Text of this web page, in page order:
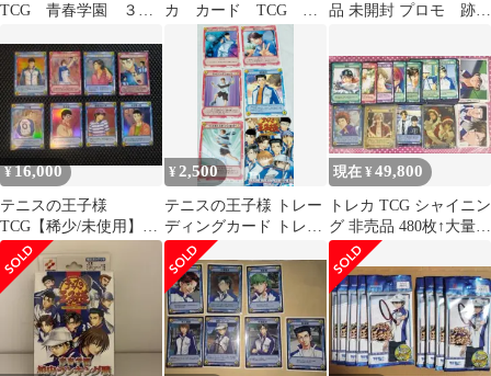
TCG 青春学園 ３枚
カ カード TCG プ
ロモ 非売品 まとめ
品 未開封 プロモ 跡部
¥16,000
テニスの王子様
TCG【稀少/未使用】
SR/R/PR
¥ 2,500
テニスの王子様 トレー
ディングカード トレ
カ ノーマルカード 5
枚 テニプリ
現在 ¥49,800
トレカ TCG シャイニン
グ 非売品 480枚↑大量
テニスの王子様 テニ
プリ